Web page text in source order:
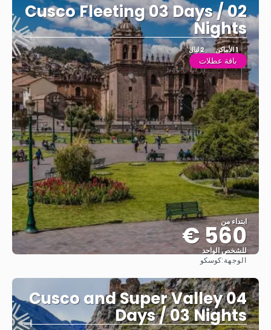
Cusco Fleeting 03 Days / 02
Nights
1 الأماكن 2 ليال
باقة عطلات
ابتداء من
560 €
للشخص الواحد
الوجهة:كوسكو
Cusco and Super Valley 04
Days / 03 Nights